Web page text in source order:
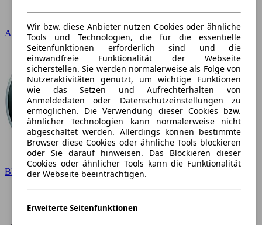
Audi
BMW
Wir bzw. diese Anbieter nutzen Cookies oder ähnliche
Tools und Technologien, die für die essentielle
Seitenfunktionen erforderlich sind und die
einwandfreie Funktionalität der Webseite
sicherstellen. Sie werden normalerweise als Folge von
Nutzeraktivitäten genutzt, um wichtige Funktionen
wie das Setzen und Aufrechterhalten von
Anmeldedaten oder Datenschutzeinstellungen zu
ermöglichen. Die Verwendung dieser Cookies bzw.
ähnlicher Technologien kann normalerweise nicht
abgeschaltet werden. Allerdings können bestimmte
Browser diese Cookies oder ähnliche Tools blockieren
oder Sie darauf hinweisen. Das Blockieren dieser
Cookies oder ähnlicher Tools kann die Funktionalität
der Webseite beeinträchtigen.
Erweiterte Seitenfunktionen